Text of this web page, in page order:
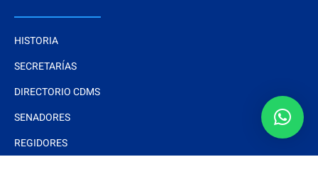
HISTORIA
SECRETARÍAS
DIRECTORIO CDMS
SENADORES
REGIDORES